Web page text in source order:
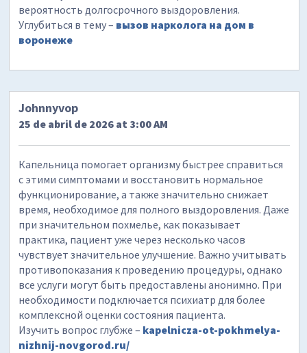
вероятность долгосрочного выздоровления.
Углубиться в тему – вызов нарколога на дом в
воронеже
Johnnyvop
25 de abril de 2026 at 3:00 AM
Капельница помогает организму быстрее справиться
с этими симптомами и восстановить нормальное
функционирование, а также значительно снижает
время, необходимое для полного выздоровления. Даже
при значительном похмелье, как показывает
практика, пациент уже через несколько часов
чувствует значительное улучшение. Важно учитывать
противопоказания к проведению процедуры, однако
все услуги могут быть предоставлены анонимно. При
необходимости подключается психиатр для более
комплексной оценки состояния пациента.
Изучить вопрос глубже – kapelnicza-ot-pokhmelya-
nizhnij-novgorod.ru/